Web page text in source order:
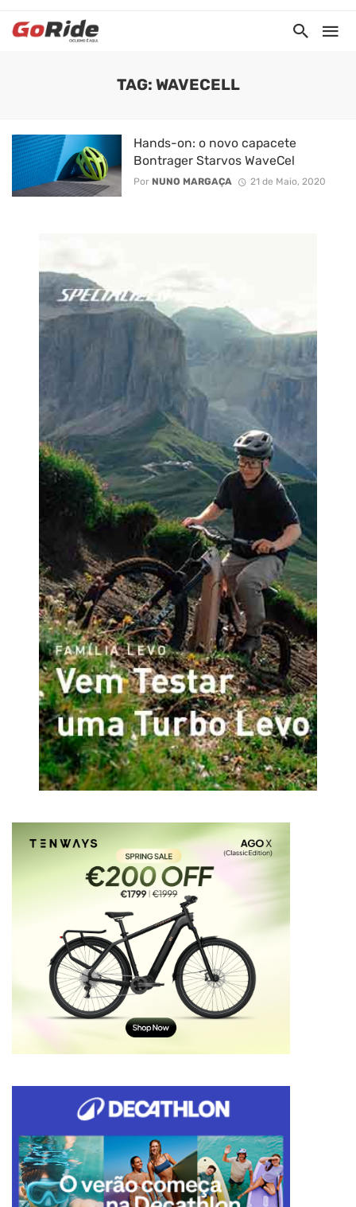
TAG: WAVECELL
Hands-on: o novo capacete
Bontrager Starvos WaveCel
Por NUNO MARGAÇA 21 de Maio, 2020